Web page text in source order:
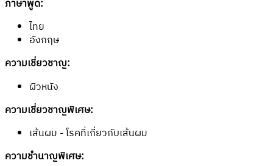
ภาษาพูด:
ไทย
อังกฤษ
ความเชี่ยวชาญ:
ผิวหนัง
ความเชี่ยวชาญพิเศษ:
เส้นผม - โรคที่เกี่ยวกับเส้นผม
ความชำนาญพิเศษ: